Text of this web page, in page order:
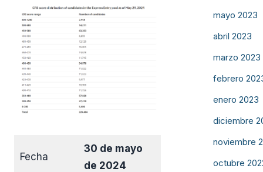
Fecha
30 de mayo
de 2024
mayo 2023
abril 2023
marzo 2023
febrero
enero 2023
diciembre
noviembre
octubre